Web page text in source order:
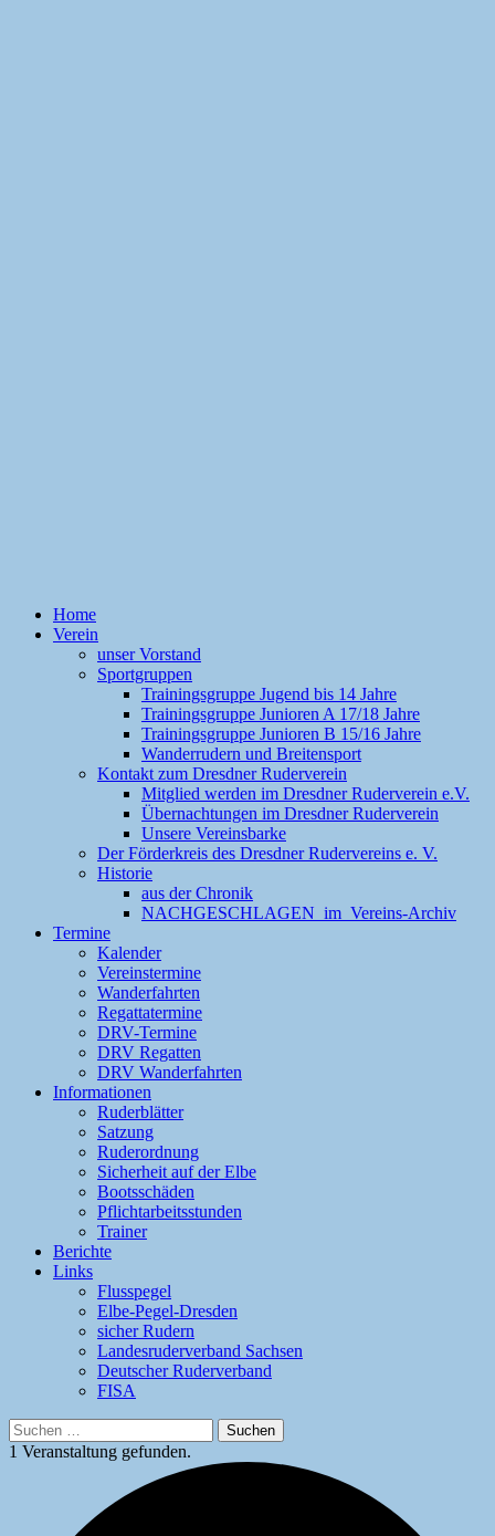
Home
Verein
unser Vorstand
Sportgruppen
Trainingsgruppe Jugend bis 14 Jahre
Trainingsgruppe Junioren A 17/18 Jahre
Trainingsgruppe Junioren B 15/16 Jahre
Wanderrudern und Breitensport
Kontakt zum Dresdner Ruderverein
Mitglied werden im Dresdner Ruderverein e.V.
Übernachtungen im Dresdner Ruderverein
Unsere Vereinsbarke
Der Förderkreis des Dresdner Rudervereins e. V.
Historie
aus der Chronik
NACHGESCHLAGEN im Vereins-Archiv
Termine
Kalender
Vereinstermine
Wanderfahrten
Regattatermine
DRV-Termine
DRV Regatten
DRV Wanderfahrten
Informationen
Ruderblätter
Satzung
Ruderordnung
Sicherheit auf der Elbe
Bootsschäden
Pflichtarbeitsstunden
Trainer
Berichte
Links
Flusspegel
Elbe-Pegel-Dresden
sicher Rudern
Landesruderverband Sachsen
Deutscher Ruderverband
FISA
Suchen
nach:
1 Veranstaltung gefunden.